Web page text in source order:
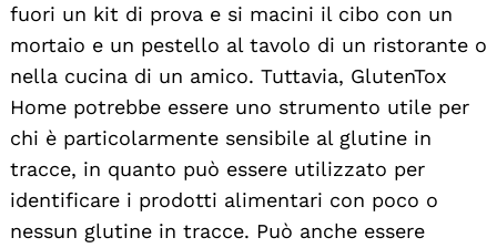
fuori un kit di prova e si macini il cibo con un
mortaio e un pestello al tavolo di un ristorante o
nella cucina di un amico. Tuttavia, GlutenTox
Home potrebbe essere uno strumento utile per
chi è particolarmente sensibile al glutine in
tracce, in quanto può essere utilizzato per
identificare i prodotti alimentari con poco o
nessun glutine in tracce. Può anche essere